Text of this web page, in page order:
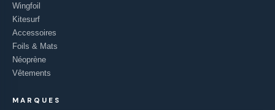
Wingfoil
Kitesurf
Accessoires
Foils & Mats
Néoprène
Vêtements
MARQUES